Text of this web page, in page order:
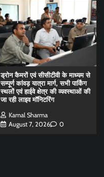
ड्रोन कैमरों एवं सीसीटीवी के माध्यम से
सम्पूर्ण कांवड़ यात्रा मार्ग, सभी पार्किंग
स्थलों एवं हाईवे क्षेत्र की व्यवस्थाओं की
जा रही लाइव मॉनिटरिंग
Kamal Sharma
August 7, 2026
0